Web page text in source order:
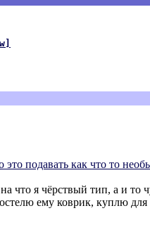
подавать как что то
я чёрствый тип, а и то
ему коврик, куплю